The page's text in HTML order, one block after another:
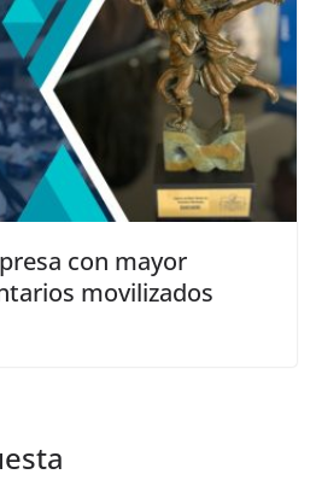
con mayor
movilizados